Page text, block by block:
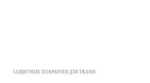
ЗАЩИТНЫЕ ПОКРЫТИЯ ДЛЯ ТКАНИ